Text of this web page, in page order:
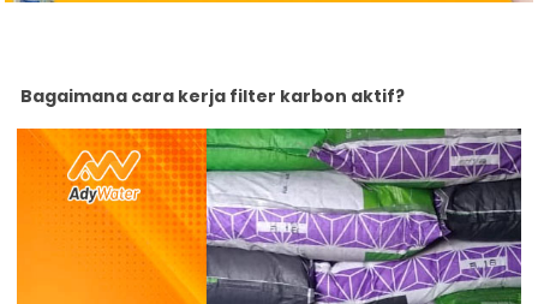
Bagaimana cara kerja filter karbon aktif?